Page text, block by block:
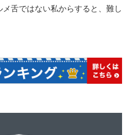
舌ではない私からすると、難し